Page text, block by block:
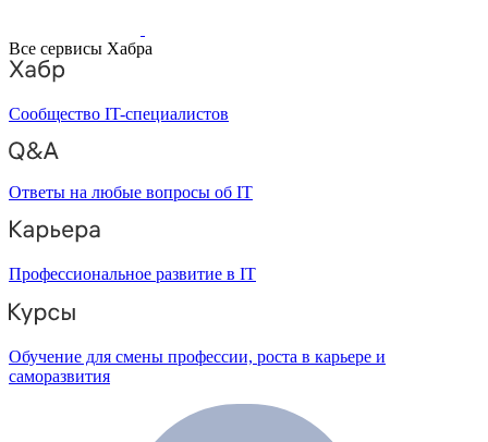
Все сервисы Хабра
Сообщество IT-специалистов
Ответы на любые вопросы об IT
Профессиональное развитие в IT
Обучение для смены профессии, роста в карьере и
саморазвития